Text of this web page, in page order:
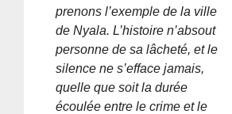
prenons l’exemple de la ville
de Nyala. L’histoire n’absout
personne de sa lâcheté, et le
silence ne s’efface jamais,
quelle que soit la durée
écoulée entre le crime et le